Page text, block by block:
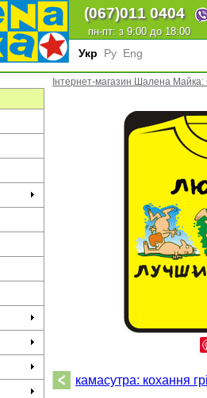
(067)011 0404
пн-пт: з 9:00 до 18:00
Укр Ру Eng
Інтернет-магазин Шалена Майка:
камасутра: кохання